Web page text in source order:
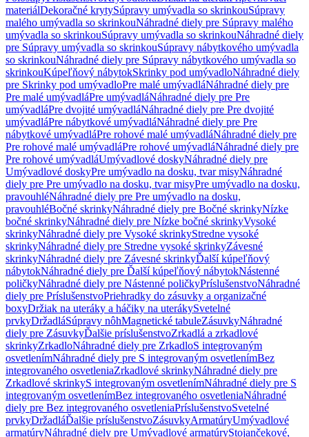
materiálDekoračné krytySúpravy umývadla so skrinkouSúpravy
malého umývadla so skrinkouNáhradné diely pre Súpravy malého
umývadla so skrinkouSúpravy umývadla so skrinkouNáhradné diely
pre Súpravy umývadla so skrinkouSúpravy nábytkového umývadla
so skrinkouNáhradné diely pre Súpravy nábytkového umývadla so
skrinkouKúpeľňový nábytokSkrinky pod umývadloNáhradné diely
pre Skrinky pod umývadloPre malé umývadláNáhradné diely pre
Pre malé umývadláPre umývadláNáhradné diely pre Pre
umývadláPre dvojité umývadláNáhradné diely pre Pre dvojité
umývadláPre nábytkové umývadláNáhradné diely pre Pre
nábytkové umývadláPre rohové malé umývadláNáhradné diely pre
Pre rohové malé umývadláPre rohové umývadláNáhradné diely pre
Pre rohové umývadláUmývadlové doskyNáhradné diely pre
Umývadlové doskyPre umývadlo na dosku, tvar misyNáhradné
diely pre Pre umývadlo na dosku, tvar misyPre umývadlo na dosku,
pravouhléNáhradné diely pre Pre umývadlo na dosku,
pravouhléBočné skrinkyNáhradné diely pre Bočné skrinkyNízke
bočné skrinkyNáhradné diely pre Nízke bočné skrinkyVysoké
skrinkyNáhradné diely pre Vysoké skrinkyStredne vysoké
skrinkyNáhradné diely pre Stredne vysoké skrinkyZávesné
skrinkyNáhradné diely pre Závesné skrinkyĎalší kúpeľňový
nábytokNáhradné diely pre Ďalší kúpeľňový nábytokNástenné
poličkyNáhradné diely pre Nástenné poličkyPríslušenstvoNáhradné
diely pre PríslušenstvoPriehradky do zásuvky a organizačné
boxyDržiak na uteráky a háčiky na uterákySvetelné
prvkyDržadláSúpravy nôhMagnetické tabuleZásuvkyNáhradné
diely pre ZásuvkyĎalšie príslušenstvoZrkadlá a zrkadlové
skrinkyZrkadloNáhradné diely pre ZrkadloS integrovaným
osvetlenímNáhradné diely pre S integrovaným osvetlenímBez
integrovaného osvetleniaZrkadlové skrinkyNáhradné diely pre
Zrkadlové skrinkyS integrovaným osvetlenímNáhradné diely pre S
integrovaným osvetlenímBez integrovaného osvetleniaNáhradné
diely pre Bez integrovaného osvetleniaPríslušenstvoSvetelné
prvkyDržadláĎalšie príslušenstvoZásuvkyArmatúryUmývadlové
armatúryNáhradné diely pre Umývadlové armatúryStojančekové,